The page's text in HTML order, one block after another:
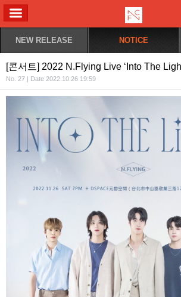
NEW RELEASE NOTICE
[콘서트] 2022 N.Flying Live ‘Into The
No. 27 | Date 2022.10.26 19:59